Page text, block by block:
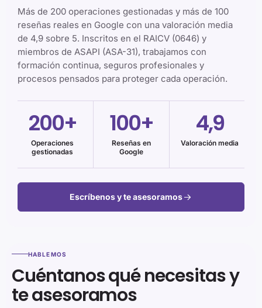
Más de 200 operaciones gestionadas y más de 100
reseñas reales en Google con una valoración media
de 4,9 sobre 5. Inscritos en el RAICV (0646) y
miembros de ASAPI (ASA-31), trabajamos con
formación continua, seguros profesionales y
procesos pensados para proteger cada operación.
200+
Operaciones
gestionadas
100+
Reseñas en
Google
4,9
Valoración media
Escríbenos y te asesoramos
HABLEMOS
Cuéntanos qué necesitas y
te asesoramos